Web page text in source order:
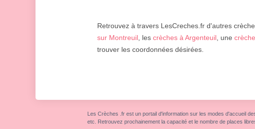
Retrouvez à travers LesCreches.fr d'autres
sur Montreuil, les crèches à Argenteuil, une
trouver les coordonnées désirées.
Les Crèches .fr est un portail d'information sur les modes d'accueil
etc. Retrouvez prochainement la capacité et le nombre de places